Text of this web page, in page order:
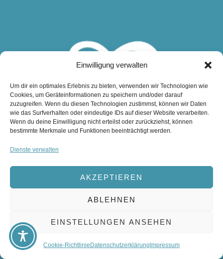
Einwilligung verwalten
Um dir ein optimales Erlebnis zu bieten, verwenden wir Technologien wie
Cookies, um Geräteinformationen zu speichern und/oder darauf
zuzugreifen. Wenn du diesen Technologien zustimmst, können wir Daten
wie das Surfverhalten oder eindeutige IDs auf dieser Website verarbeiten.
Wenn du deine Einwilligung nicht erteilst oder zurückziehst, können
bestimmte Merkmale und Funktionen beeinträchtigt werden.
Dienste verwalten
AKZEPTIEREN
ABLEHNEN
EINSTELLUNGEN ANSEHEN
Cookie-Richtlinie Datenschutzerklärung Impressum
WWW.CROSSMEDIA-WERBUNG.DE